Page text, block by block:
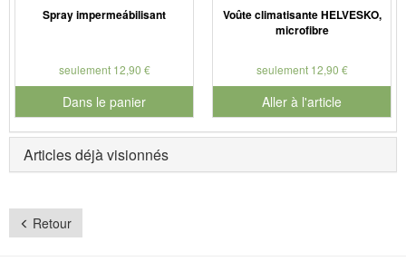
Spray impermeábilisant
seulement 12,90 €
Dans le panier
pour le numéro de produit 901126
Voûte climatisante HELVESKO,
microfibre
seulement 12,90 €
Aller à l'article
Articles déjà visionnés
Retour